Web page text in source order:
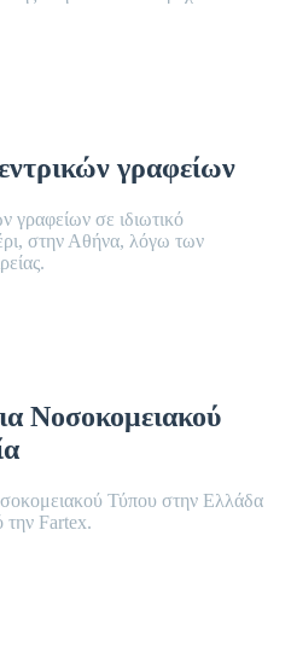
γραφείων
γραφείων σε ιδιωτικό
στην Αθήνα, λόγω των
Νοσοκομειακού
Τύπου στην Ελλάδα
την Fartex.